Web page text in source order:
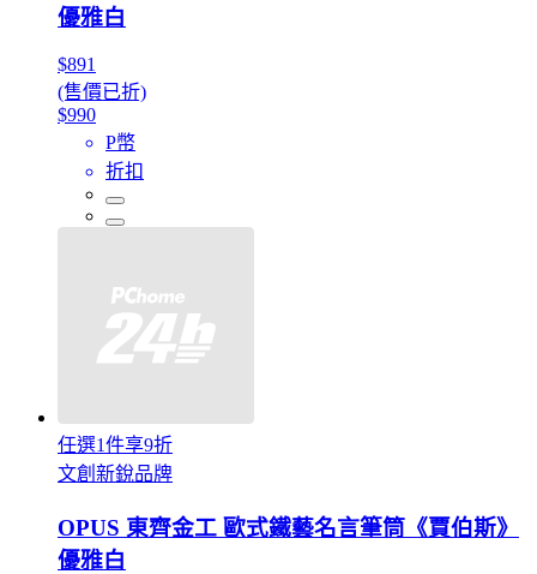
優雅白
$891
(售價已折)
$990
P幣
折扣
任選1件享9折
文創新銳品牌
OPUS 東齊金工 歐式鐵藝名言筆筒《賈伯斯》
優雅白